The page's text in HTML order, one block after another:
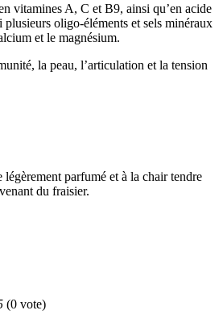
vitamines A, C et B9, ainsi qu’en acide
plusieurs oligo-éléments et sels minéraux
et le magnésium.
la peau, l’articulation et la tension
parfumé et à la chair tendre
du fraisier.
(0 vote)